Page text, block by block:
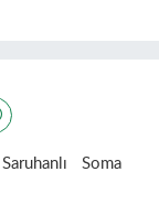
Saruhanlı
Soma